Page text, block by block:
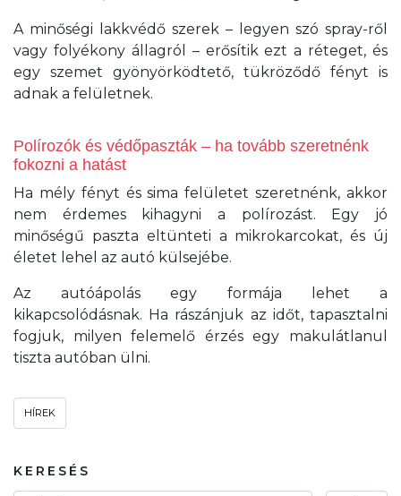
A minőségi lakkvédő szerek – legyen szó spray-ről
vagy folyékony állagról – erősítik ezt a réteget, és
egy szemet gyönyörködtető, tükröződő fényt is
adnak a felületnek.
Polírozók és védőpaszták – ha tovább szeretnénk
fokozni a hatást
Ha mély fényt és sima felületet szeretnénk, akkor
nem érdemes kihagyni a polírozást. Egy jó
minőségű paszta eltünteti a mikrokarcokat, és új
életet lehel az autó külsejébe.
Az autóápolás egy formája lehet a
kikapcsolódásnak. Ha rászánjuk az időt, tapasztalni
fogjuk, milyen felemelő érzés egy makulátlanul
tiszta autóban ülni.
HÍREK
KERESÉS